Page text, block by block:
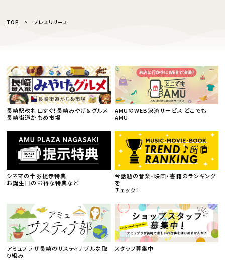
TOP プレスリリース
長崎駅改札口すぐ！長崎みやげ＆グルメ
長崎街道かもめ市場
AMUのWEB決済サービス どこでも
AMU
シネマの半券提示特典
お誕生日のお得な特典など
今話題の音楽・映画・書籍のランキング
を
チェック！
アミュプラザ長崎のサスティナブルな取
り組み
スタッフ募集中